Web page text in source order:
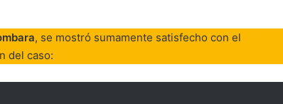
, se mostró sumamente satisfecho con el
del caso: